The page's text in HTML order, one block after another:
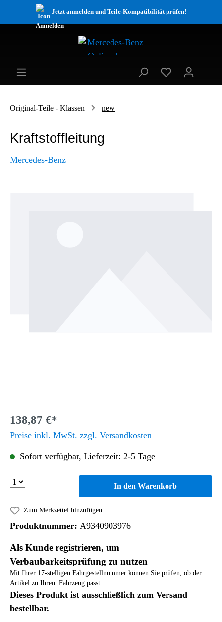
Jetzt anmelden und Teile-Kompatibilität prüfen!
Original-Teile - Klassen new
Kraftstoffleitung
Mercedes-Benz
138,87 €*
Preise inkl. MwSt. zzgl. Versandkosten
Sofort verfügbar, Lieferzeit: 2-5 Tage
In den Warenkorb
Zum Merkzettel hinzufügen
Produktnummer: A9340903976
Als Kunde registrieren, um
Verbaubarkeitsprüfung zu nutzen
Mit Ihrer 17-stelligen Fahrgestellnummer können Sie prüfen, ob der
Artikel zu Ihrem Fahrzeug passt.
Dieses Produkt ist ausschließlich zum Versand
bestellbar.